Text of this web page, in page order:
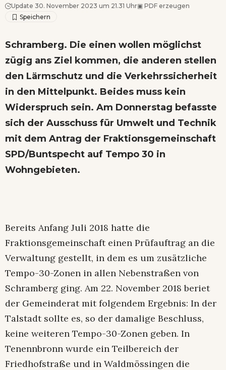
Update 30. November 2023 um 21.31 Uhr▣ PDF erzeugen
Schramberg. Die einen wollen möglichst
zügig ans Ziel kommen, die anderen stellen
den Lärmschutz und die Verkehrssicherheit
in den Mittelpunkt. Beides muss kein
Widerspruch sein. Am Donnerstag befasste
sich der Ausschuss für Umwelt und Technik
mit dem Antrag der Fraktionsgemeinschaft
SPD/Buntspecht auf Tempo 30 in
Wohngebieten.
Bereits Anfang Juli 2018 hatte die
Fraktionsgemeinschaft einen Prüfauftrag an die
Verwaltung gestellt, in dem es um zusätzliche
Tempo-30-Zonen in allen Nebenstraßen von
Schramberg ging. Am 22. November 2018 beriet
der Gemeinderat mit folgendem Ergebnis: In der
Talstadt sollte es, so der damalige Beschluss,
keine weiteren Tempo-30-Zonen geben. In
Tenennbronn wurde ein Teilbereich der
Friedhofstraße und in Waldmössingen die